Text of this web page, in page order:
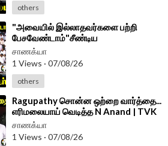
others
⁣"அவையில் இல்லாதவர்களை பற்றி
பேசவேண்டாம்"சீண்டிய
DMK;கொதித்தெழுந்த Congress | TN
Assembly 2026
சாணக்யா
1 Views · 07/08/26
others
⁣Ragupathy சொன்ன ஒற்றை வார்த்தை...
எரிமலையாய் வெடித்த N Anand | TVK
Govt | DMK | Assembly 2026
சாணக்யா
1 Views · 07/08/26